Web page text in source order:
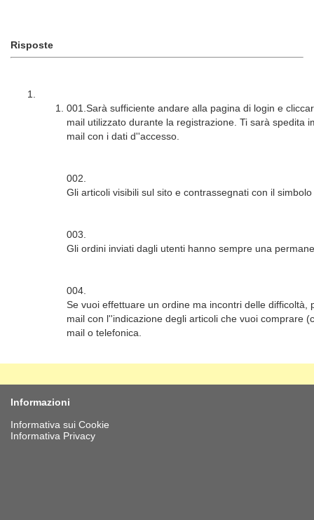
Risposte
001.Sarà sufficiente andare alla pagina di login e
mail utilizzato durante la registrazione. Ti sarà spedita
mail con i dati d''accesso.
002.
Gli articoli visibili sul sito e contrassegnati con il
003.
Gli ordini inviati dagli utenti hanno sempre una
004.
Se vuoi effettuare un ordine ma incontri delle
mail con l''indicazione degli articoli che vuoi comprare
mail o telefonica.
Informazioni
Informativa sui Cookie
Informativa Privacy